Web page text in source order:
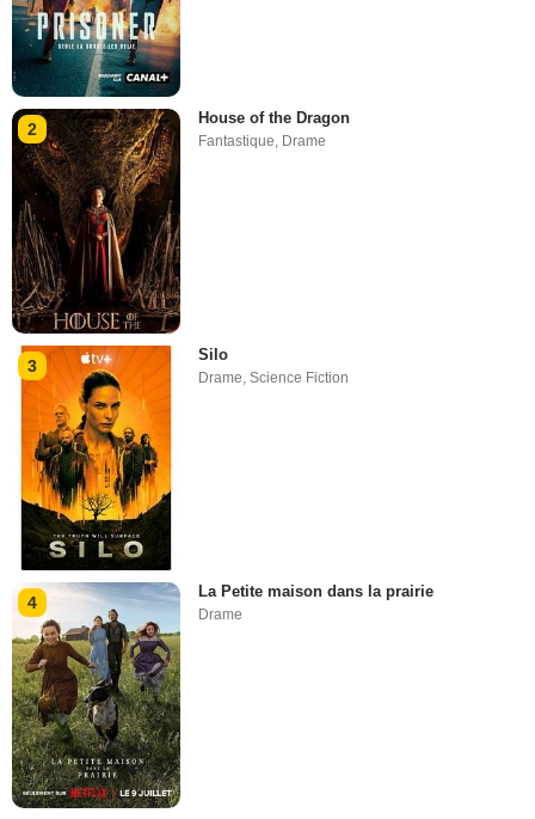
2
House of the Dragon
Fantastique Drame
3
Silo
Drame,Science Fiction
4
La Petite maison dans la prairie
Drame